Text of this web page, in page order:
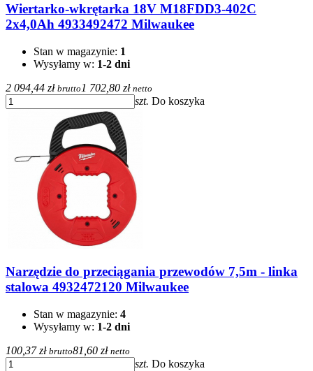
Wiertarko-wkrętarka 18V M18FDD3-402C
2x4,0Ah 4933492472 Milwaukee
Stan w magazynie: 1
Wysyłamy w: 1-2 dni
2 094,44 zł brutto 1 702,80 zł netto
szt. Do koszyka
Narzędzie do przeciągania przewodów 7,5m - linka
stalowa 4932472120 Milwaukee
Stan w magazynie: 4
Wysyłamy w: 1-2 dni
100,37 zł brutto81,60 zł netto
szt. Do koszyka